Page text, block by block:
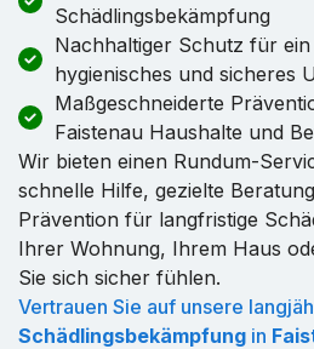
Schädlingsbekämpfung
Nachhaltiger Schutz für
hygienisches und sicheres
Maßgeschneiderte
Faistenau Haushalte und
Wir bieten einen Rundum-
schnelle Hilfe, gezielte
Prävention für langfristige
Ihrer Wohnung, Ihrem Haus
Sie sich sicher fühlen.
Vertrauen Sie auf unsere
Schädlingsbekämpfung in